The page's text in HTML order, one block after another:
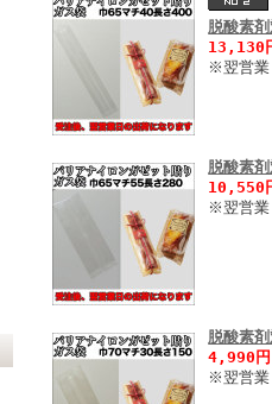
脱酸素
13,130
※翌営業
脱酸素
10,550
※翌営業
脱酸素
4,990
※翌営業